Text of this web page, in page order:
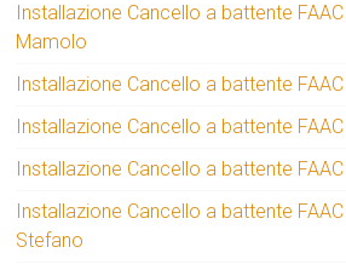
Installazione Cancello a battente
Mamolo
Installazione Cancello a battente
Installazione Cancello a battente
Installazione Cancello a battente
Installazione Cancello a battente
Stefano